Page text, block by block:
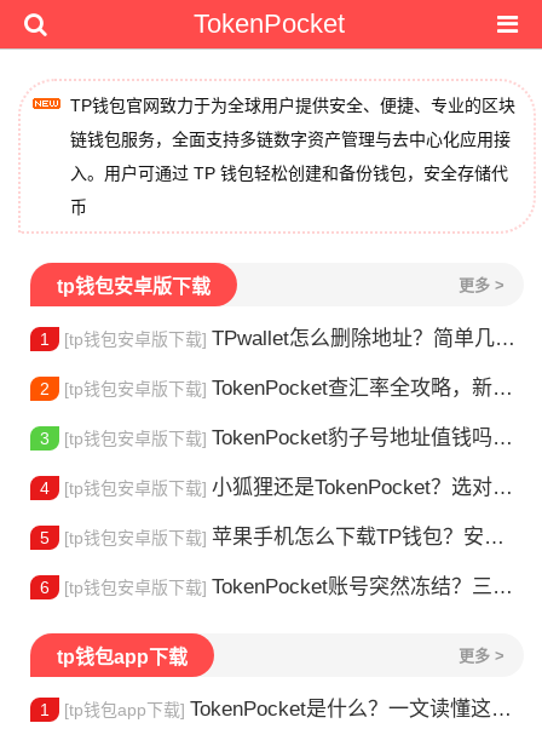
TokenPocket
TP钱包官网致力于为全球用户提供安全、便捷、专业的区块
链钱包服务，全面支持多链数字资产管理与去中心化应用接
入。用户可通过 TP 钱包轻松创建和备份钱包，安全存储代
币
tp钱包安卓版下载 更多 >
1 [tp钱包安卓版下载] TPwallet怎么删除地址？简单几步教你移除多余钱包
2 [tp钱包安卓版下载] TokenPocket查汇率全攻略，新手一看就会
3 [tp钱包安卓版下载] TokenPocket豹子号地址值钱吗？新手看完这篇就懂了
4 [tp钱包安卓版下载] 小狐狸还是TokenPocket？选对钱包很重要
5 [tp钱包安卓版下载] 苹果手机怎么下载TP钱包？安装教程来了
6 [tp钱包安卓版下载] TokenPocket账号突然冻结？三步教你快速解冻
tp钱包app下载 更多 >
1 [tp钱包app下载] TokenPocket是什么？一文读懂这款热门多链钱包